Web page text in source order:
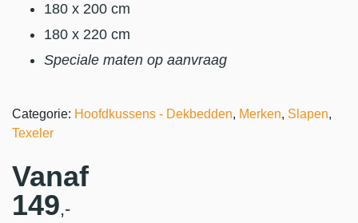
180 x 200 cm
180 x 220 cm
Speciale maten op aanvraag
Categorie: Hoofdkussens - Dekbedden, Merken, Slapen,
Texeler
Vanaf
149,-